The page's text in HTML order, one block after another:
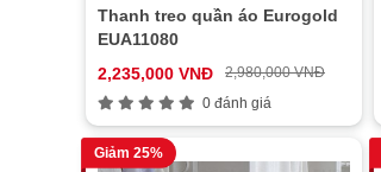
Thanh treo quần áo Eurogold
EUA11080
2,235,000 VNĐ
2,980,000 VNĐ
0 đánh giá
Giảm 25%